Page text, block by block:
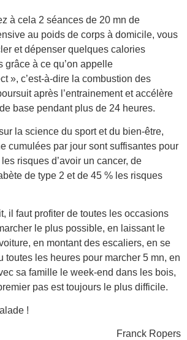
à cela 2 séances de 20 mn de
au poids de corps à domicile, vous
et dépenser quelques calories
grâce à ce qu’on appelle
», c’est-à-dire la combustion des
après l’entrainement et accélère
base pendant plus de 24 heures.
la science du sport et du bien-être,
cumulées par jour sont suffisantes pour
risques d’avoir un cancer, de
de type 2 et de 45 % les risques
il faut profiter de toutes les occasions
le plus possible, en laissant le
en montant des escaliers, en se
toutes les heures pour marcher 5 mn, en
sa famille le week-end dans les bois,
pas est toujours le plus difficile.
!
Franck Ropers